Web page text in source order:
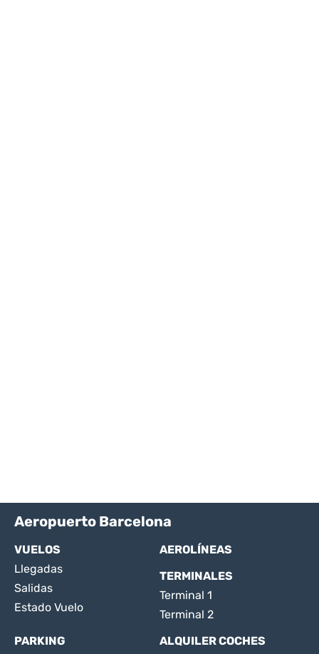
Aeropuerto Barcelona
VUELOS
Llegadas
Salidas
Estado Vuelo
AEROLÍNEAS
TERMINALES
Terminal 1
Terminal 2
PARKING
ALQUILER COCHES